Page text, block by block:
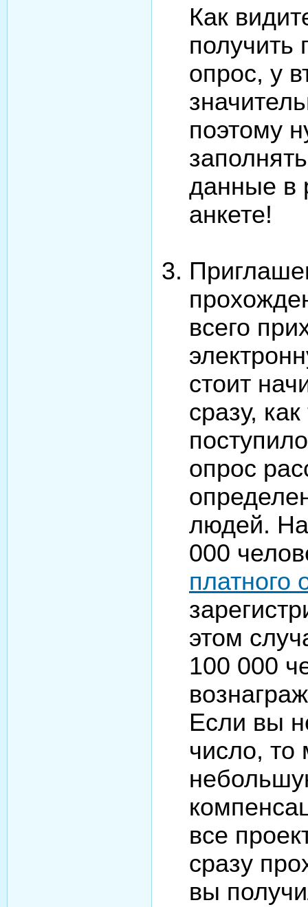
Как
получить
опрос, у
поэтому
данные в
анкете!
всего
стоит
сразу,
опрос
людей.
000
платного
этом
100 000
Если вы
число, то
все
сразу
вы